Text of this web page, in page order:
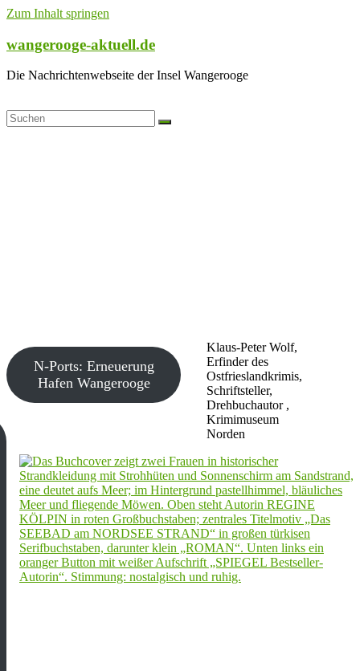
Zum Inhalt springen
wangerooge-aktuell.de
Die Nachrichtenwebseite der Insel Wangerooge
Klaus-Peter Wolf,
Erfinder des
Ostfrieslandkrimis,
Schriftsteller,
Drehbuchautor ,
Krimimuseum
Norden
N-Ports: Erneuerung
Hafen Wangerooge